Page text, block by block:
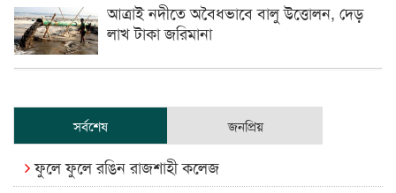
আত্রাই নদীতে অবৈধভাবে বালু উত্তোলন, দেড়
লাখ টাকা জরিমানা
সর্বশেষ জনপ্রিয়
ফুলে ফুলে রঙিন রাজশাহী কলেজ